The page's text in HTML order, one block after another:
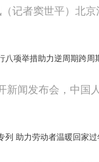
记者窦世平）北
八项举措助力逆周期跨周
新闻发布会，中国
列 助力劳动者温暖回家过